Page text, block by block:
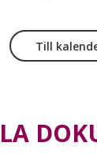
Till